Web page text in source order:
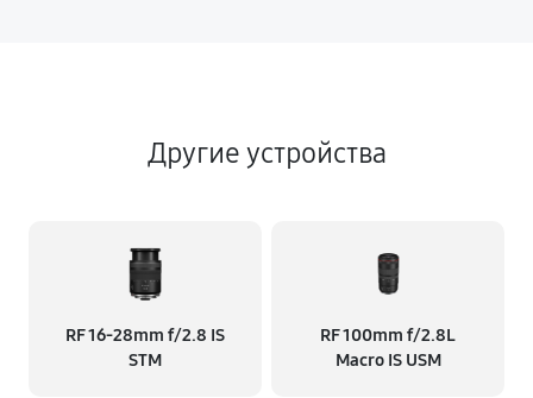
Другие устройства
RF 16‑28mm f/2.8 IS
STM
RF 100mm f/2.8L
Macro IS USM